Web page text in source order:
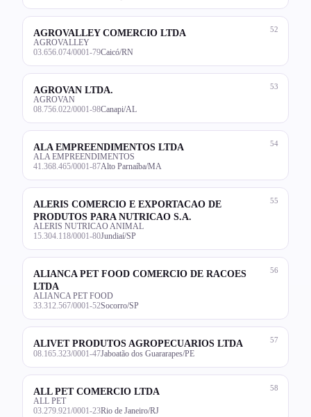
52
AGROVALLEY COMERCIO LTDA
AGROVALLEY
03.656.074/0001-79Caicó/RN
53
AGROVAN LTDA.
AGROVAN
08.756.022/0001-98Canapi/AL
54
ALA EMPREENDIMENTOS LTDA
ALA EMPREENDIMENTOS
41.368.465/0001-87Alto Parnaíba/MA
55
ALERIS COMERCIO E EXPORTACAO DE
PRODUTOS PARA NUTRICAO S.A.
ALERIS NUTRICAO ANIMAL
15.304.118/0001-80Jundiaí/SP
56
ALIANCA PET FOOD COMERCIO DE RACOES
LTDA
ALIANCA PET FOOD
33.312.567/0001-52Socorro/SP
57
ALIVET PRODUTOS AGROPECUARIOS LTDA
08.165.323/0001-47Jaboatão dos Guararapes/PE
58
ALL PET COMERCIO LTDA
ALL PET
03.279.921/0001-23Rio de Janeiro/RJ